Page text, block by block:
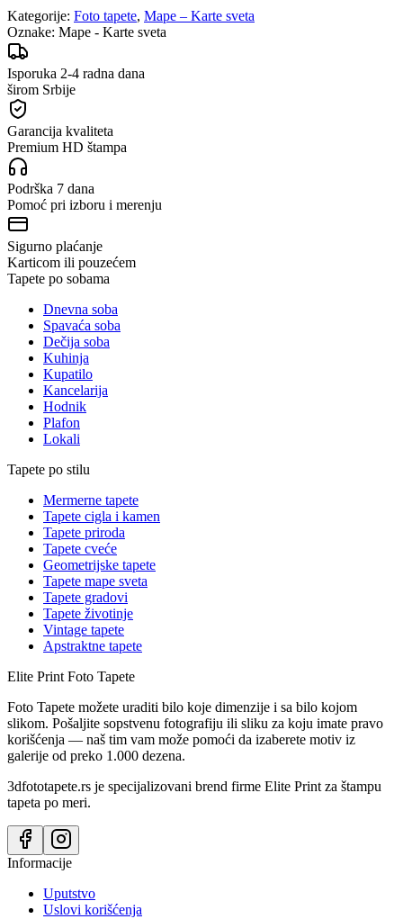
Kategorije: Foto tapete, Mape – Karte sveta
Oznake: Mape - Karte sveta
Isporuka 2-4 radna dana
širom Srbije
Garancija kvaliteta
Premium HD štampa
Podrška 7 dana
Pomoć pri izboru i merenju
Sigurno plaćanje
Karticom ili pouzećem
Tapete po sobama
Dnevna soba
Spavaća soba
Dečija soba
Kuhinja
Kupatilo
Kancelarija
Hodnik
Plafon
Lokali
Tapete po stilu
Mermerne tapete
Tapete cigla i kamen
Tapete priroda
Tapete cveće
Geometrijske tapete
Tapete mape sveta
Tapete gradovi
Tapete životinje
Vintage tapete
Apstraktne tapete
Elite Print Foto Tapete
Foto Tapete možete uraditi bilo koje dimenzije i sa bilo kojom
slikom. Pošaljite sopstvenu fotografiju ili sliku za koju imate pravo
korišćenja — naš tim vam može pomoći da izaberete motiv iz
galerije od preko 1.000 dezena.
3dfototapete.rs je specijalizovani brend firme Elite Print za štampu
tapeta po meri.
Informacije
Uputstvo
Uslovi korišćenja